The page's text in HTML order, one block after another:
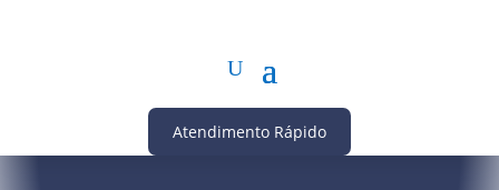
Atendimento Rápido